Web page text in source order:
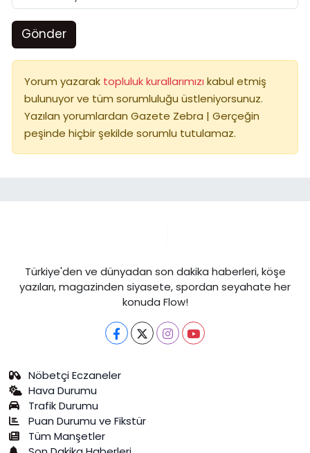
Gönder
Yorum yazarak topluluk kurallarımızı kabul etmiş
bulunuyor ve tüm sorumluluğu üstleniyorsunuz.
Yazılan yorumlardan Gazete Zebra | Gerçeğin
peşinde hiçbir şekilde sorumlu tutulamaz.
Türkiye'den ve dünyadan son dakika haberleri, köşe
yazıları, magazinden siyasete, spordan seyahate her
konuda Flow!
Nöbetçi Eczaneler
Hava Durumu
Trafik Durumu
Puan Durumu ve Fikstür
Tüm Manşetler